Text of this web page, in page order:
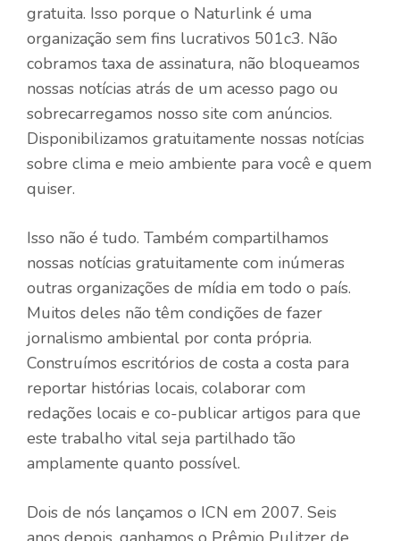
gratuita. Isso porque o Naturlink é uma
organização sem fins lucrativos 501c3. Não
cobramos taxa de assinatura, não bloqueamos
nossas notícias atrás de um acesso pago ou
sobrecarregamos nosso site com anúncios.
Disponibilizamos gratuitamente nossas notícias
sobre clima e meio ambiente para você e quem
quiser.
Isso não é tudo. Também compartilhamos
nossas notícias gratuitamente com inúmeras
outras organizações de mídia em todo o país.
Muitos deles não têm condições de fazer
jornalismo ambiental por conta própria.
Construímos escritórios de costa a costa para
reportar histórias locais, colaborar com
redações locais e co-publicar artigos para que
este trabalho vital seja partilhado tão
amplamente quanto possível.
Dois de nós lançamos o ICN em 2007. Seis